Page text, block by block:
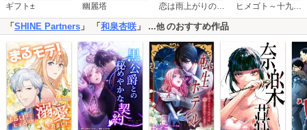
ギフト± 幽麗塔 恋は雨上がりのように ヒメゴト～十九歳の制服～
「 SHINE Partners 」 「 和泉杏咲 」 …他のおすすめ作品